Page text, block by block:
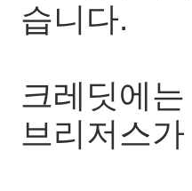
습니다.
크레딧에
브리저스